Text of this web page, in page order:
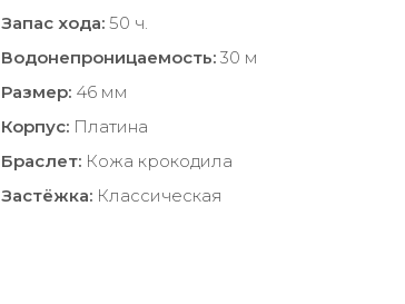
Запас хода: 50 ч.
Водонепроницаемость: 30 м
Размер: 46 мм
Корпус: Платина
Браслет: Кожа крокодила
Застёжка: Классическая